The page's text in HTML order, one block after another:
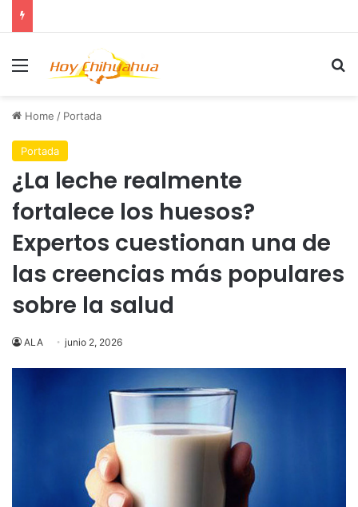
Menu
Home / Portada
Portada
¿La leche realmente
fortalece los huesos?
Expertos cuestionan una de
las creencias más populares
sobre la salud
ALA junio 2, 2026